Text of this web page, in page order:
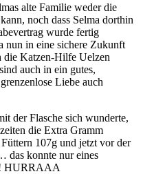
alte Familie weder die
noch dass Selma dorthin
wurde fertig
nun in eine sichere Zukunft
die Katzen-Hilfe Uelzen
auch in ein gutes,
Liebe auch
der Flasche sich wunderte,
die Extra Gramm
107g und jetzt vor der
das konnte nur eines
HURRAAA